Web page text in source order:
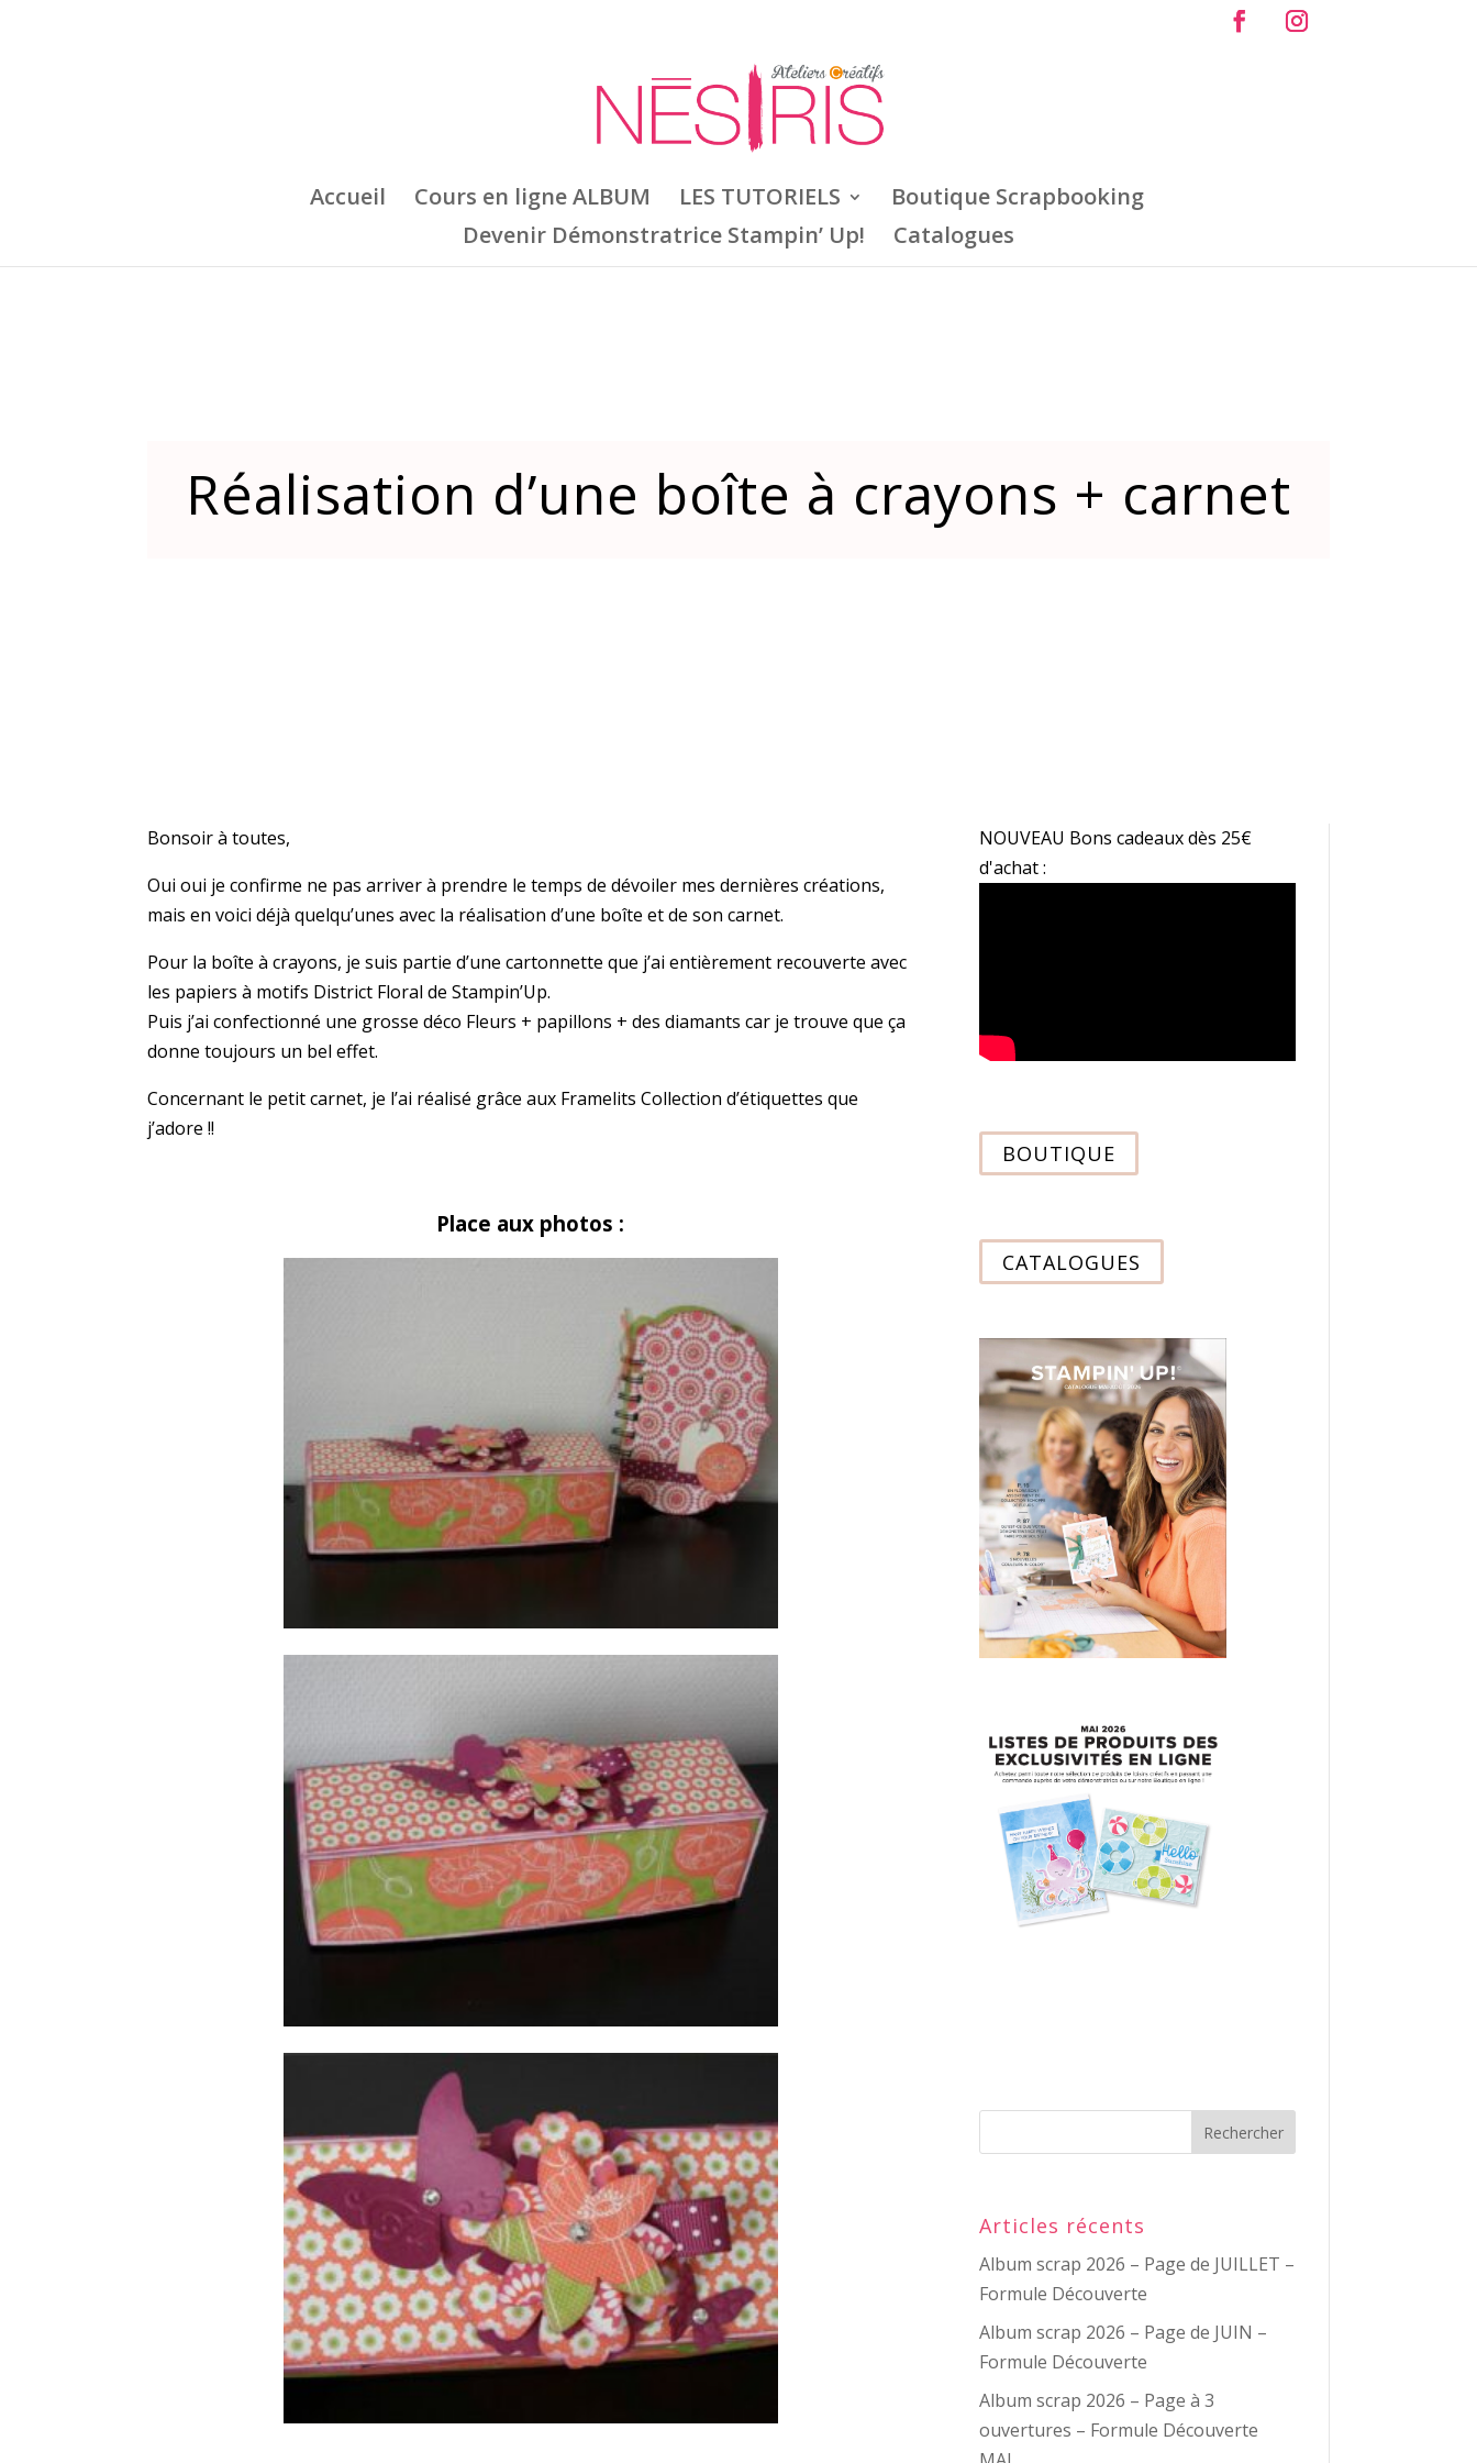
Accueil Cours en ligne ALBUM LES TUTORIELS
Boutique Scrapbooking
Devenir Démonstratrice Stampin’ Up!
Catalogues
Réalisation d’une boîte à crayons + carnet
Bonsoir à toutes,
Oui oui je confirme ne pas arriver à prendre le temps de dévoiler mes dernières créations,
mais en voici déjà quelqu’unes avec la réalisation d’une boîte et de son carnet.
Pour la boîte à crayons, je suis partie d’une cartonnette que j’ai entièrement recouverte avec
les papiers à motifs District Floral de Stampin’Up.
Puis j’ai confectionné une grosse déco Fleurs + papillons + des diamants car je trouve que ça
donne toujours un bel effet.
Concernant le petit carnet, je l’ai réalisé grâce aux Framelits Collection d’étiquettes que
j’adore !!
Place aux photos :
NOUVEAU Bons cadeaux dès 25€
d'achat :
BOUTIQUE
CATALOGUES
Articles récents
Album scrap 2026 – Page de JUILLET –
Formule Découverte
Album scrap 2026 – Page de JUIN –
Formule Découverte
Album scrap 2026 – Page à 3
ouvertures – Formule Découverte